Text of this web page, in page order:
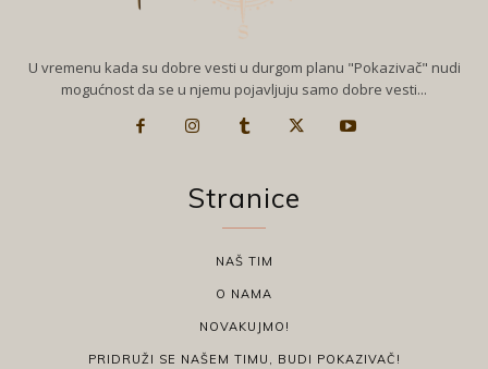
U vremenu kada su dobre vesti u durgom planu "Pokazivač" nudi
mogućnost da se u njemu pojavljuju samo dobre vesti...
Stranice
NAŠ TIM
O NAMA
NOVAKUJMO!
PRIDRUŽI SE NAŠEM TIMU, BUDI POKAZIVAČ!